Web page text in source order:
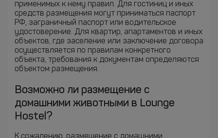
применимых к нему правил. Для гостиниц и иных
средств размещения могут приниматься паспорт
РФ, заграничный паспорт или водительское
удостоверение. Для квартир, апартаментов и иных
объектов, где заселение или заключение договора
осуществляется по правилам конкретного
объекта, требования к документам определяются
объектом размещения.
Возможно ли размещение с
домашними животными в Lounge
Hostel?